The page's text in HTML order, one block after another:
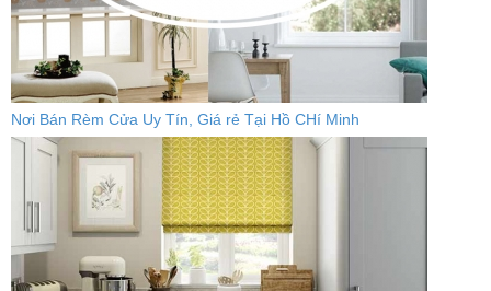
Nơi Bán Rèm Cửa Uy Tín, Giá rẻ Tại Hồ CHí Minh